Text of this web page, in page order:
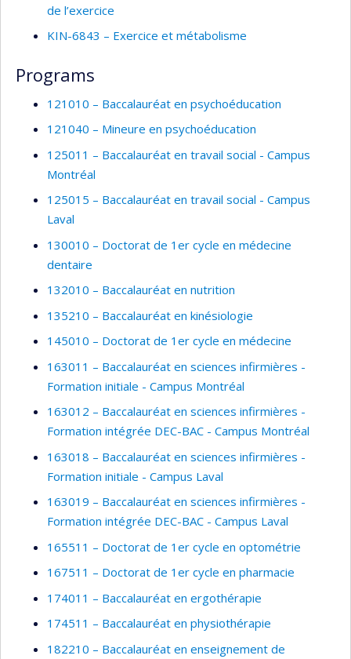
de l’exercice
KIN-6843 – Exercice et métabolisme
Programs
121010 – Baccalauréat en psychoéducation
121040 – Mineure en psychoéducation
125011 – Baccalauréat en travail social - Campus
Montréal
125015 – Baccalauréat en travail social - Campus
Laval
130010 – Doctorat de 1er cycle en médecine
dentaire
132010 – Baccalauréat en nutrition
135210 – Baccalauréat en kinésiologie
145010 – Doctorat de 1er cycle en médecine
163011 – Baccalauréat en sciences infirmières -
Formation initiale - Campus Montréal
163012 – Baccalauréat en sciences infirmières -
Formation intégrée DEC-BAC - Campus Montréal
163018 – Baccalauréat en sciences infirmières -
Formation initiale - Campus Laval
163019 – Baccalauréat en sciences infirmières -
Formation intégrée DEC-BAC - Campus Laval
165511 – Doctorat de 1er cycle en optométrie
167511 – Doctorat de 1er cycle en pharmacie
174011 – Baccalauréat en ergothérapie
174511 – Baccalauréat en physiothérapie
182210 – Baccalauréat en enseignement de